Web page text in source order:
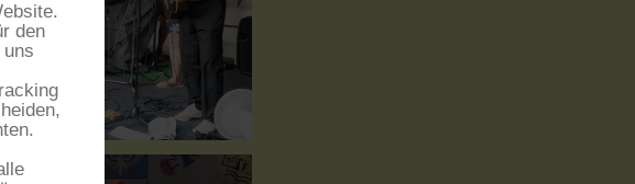
den